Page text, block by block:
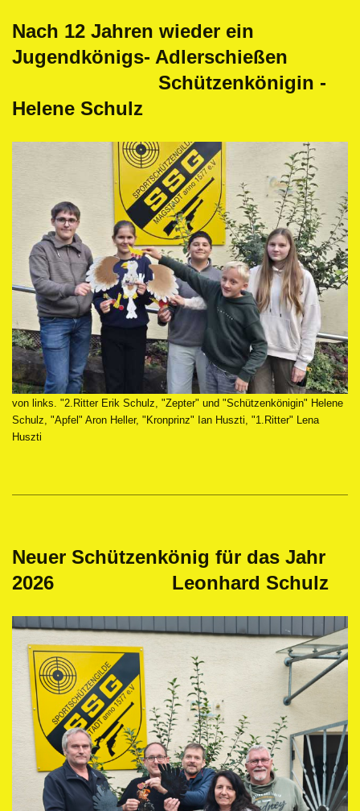
Nach 12 Jahren wieder ein
Jugendkönigs- Adlerschießen
Schützenkönigin -
Helene Schulz
von links. "2.Ritter Erik Schulz, "Zepter" und "Schützenkönigin" Helene
Schulz, "Apfel" Aron Heller, "Kronprinz" Ian Huszti, "1.Ritter" Lena
Huszti
Neuer Schützenkönig für das Jahr
2026 Leonhard Schulz